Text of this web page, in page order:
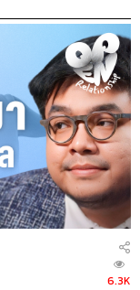
6.3K